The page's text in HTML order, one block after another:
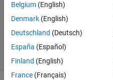
Steve
Eddins
158
solvers
3 likes
Belgium (English)
Denmark (English)
Deutschland (Deutsch)
España (Español)
Finland (English)
France (Français)